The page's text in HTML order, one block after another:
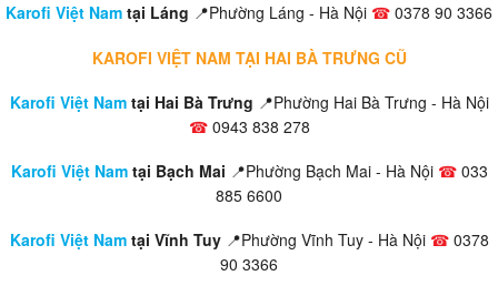
Karofi Việt Nam tại Láng 📍Phường Láng - Hà Nội ☎ 0378 90 3366
KAROFI VIỆT NAM TẠI HAI BÀ TRƯNG CŨ
Karofi Việt Namtại Hai Bà Trưng 📍Phường Hai Bà Trưng - Hà Nội
☎0943 838 278
Karofi Việt Namtại Bạch Mai 📍Phường Bạch Mai - Hà Nội ☎033
885 6600
Karofi Việt Namtại Vĩnh Tuy 📍Phường Vĩnh Tuy - Hà Nội ☎0378
90 3366